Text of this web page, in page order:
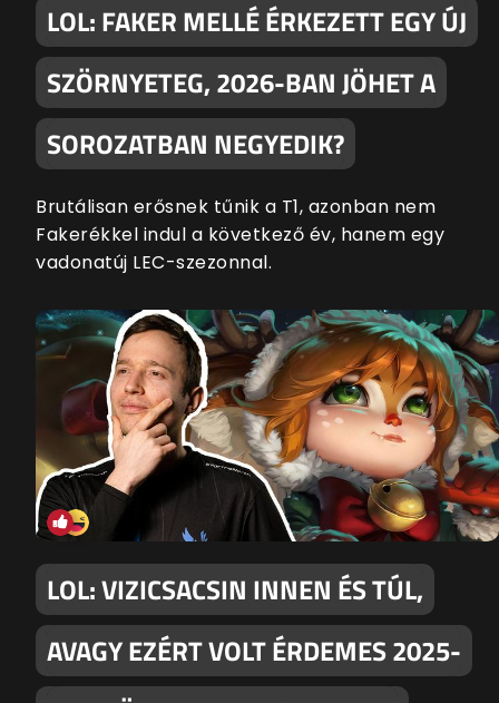
LOL: FAKER MELLÉ ÉRKEZETT EGY ÚJ
SZÖRNYETEG, 2026-BAN JÖHET A
SOROZATBAN NEGYEDIK?
Brutálisan erősnek tűnik a T1, azonban nem
Fakerékkel indul a következő év, hanem egy
vadonatúj LEC-szezonnal.
LOL: VIZICSACSIN INNEN ÉS TÚL,
AVAGY EZÉRT VOLT ÉRDEMES 2025-